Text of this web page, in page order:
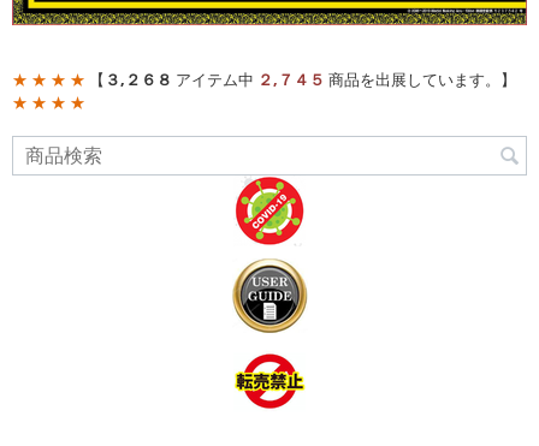
★ ★ ★ ★ 【 ３,２６８ アイテム中 ２,７４５ 商品を出展しています。】
★ ★ ★ ★